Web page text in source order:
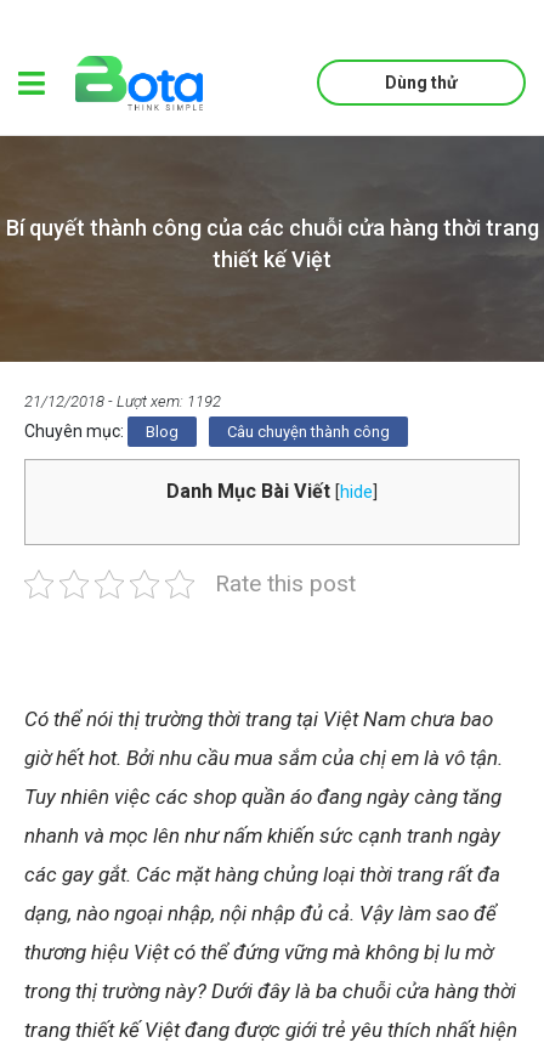
Dùng thử
Bí quyết thành công của các chuỗi cửa hàng thời trang
thiết kế Việt
21/12/2018 - Lượt xem: 1192
Chuyên mục: Blog Câu chuyện thành công
Danh Mục Bài Viết [hide
Rate this post
Có thể nói thị trường thời trang tại Việt Nam chưa bao
giờ hết hot. Bởi nhu cầu mua sắm của chị em là vô tận.
Tuy nhiên việc các shop quần áo đang ngày càng tăng
nhanh và mọc lên như nấm khiến sức cạnh tranh ngày
các gay gắt. Các mặt hàng chủng loại thời trang rất đa
dạng, nào ngoại nhập, nội nhập đủ cả. Vậy làm sao để
thương hiệu Việt có thể đứng vững mà không bị lu mờ
trong thị trường này? Dưới đây là ba chuỗi cửa hàng thời
trang thiết kế Việt đang được giới trẻ yêu thích nhất hiện